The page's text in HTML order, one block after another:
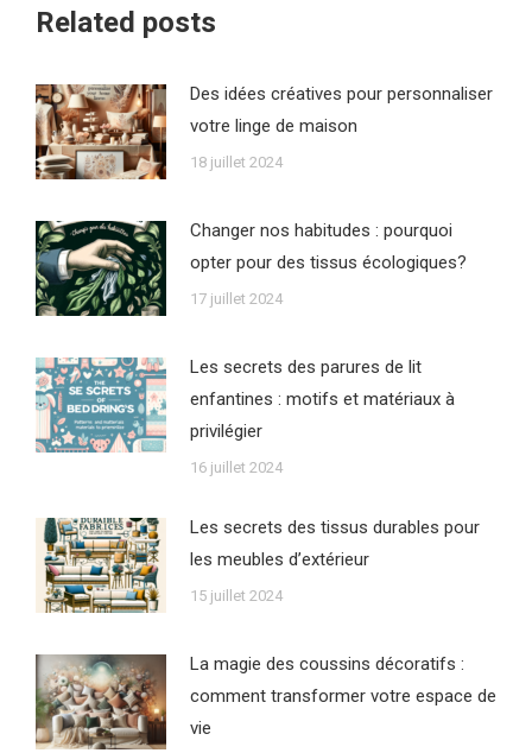
Related posts
Des idées créatives pour personnaliser
votre linge de maison
18 juillet 2024
Changer nos habitudes : pourquoi
opter pour des tissus écologiques?
17 juillet 2024
Les secrets des parures de lit
enfantines : motifs et matériaux à
privilégier
16 juillet 2024
Les secrets des tissus durables pour
les meubles d’extérieur
15 juillet 2024
La magie des coussins décoratifs :
comment transformer votre espace de
vie